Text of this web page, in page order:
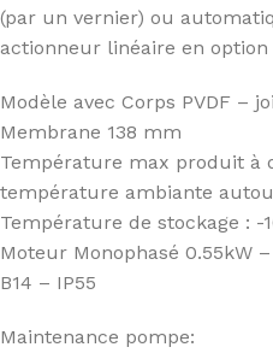
(par un vernier) ou
actionneur linéaire en option
Modèle avec Corps PVDF –
Membrane 138 mm
Température max produit à
température ambiante
Température de stockage : -
Moteur Monophasé 0.55kW
B14 – IP55
Maintenance pompe: